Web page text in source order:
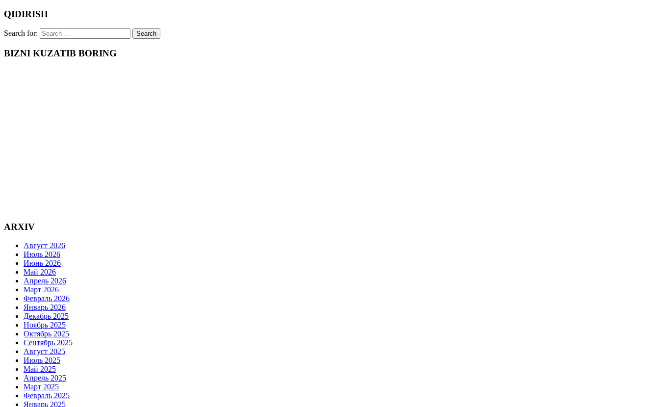
QIDIRISH
Search for:
BIZNI KUZATIB BORING
ARXIV
Август 2026
Июль 2026
Июнь 2026
Май 2026
Апрель 2026
Март 2026
Февраль 2026
Январь 2026
Декабрь 2025
Ноябрь 2025
Октябрь 2025
Сентябрь 2025
Август 2025
Июль 2025
Май 2025
Апрель 2025
Март 2025
Февраль 2025
Январь 2025